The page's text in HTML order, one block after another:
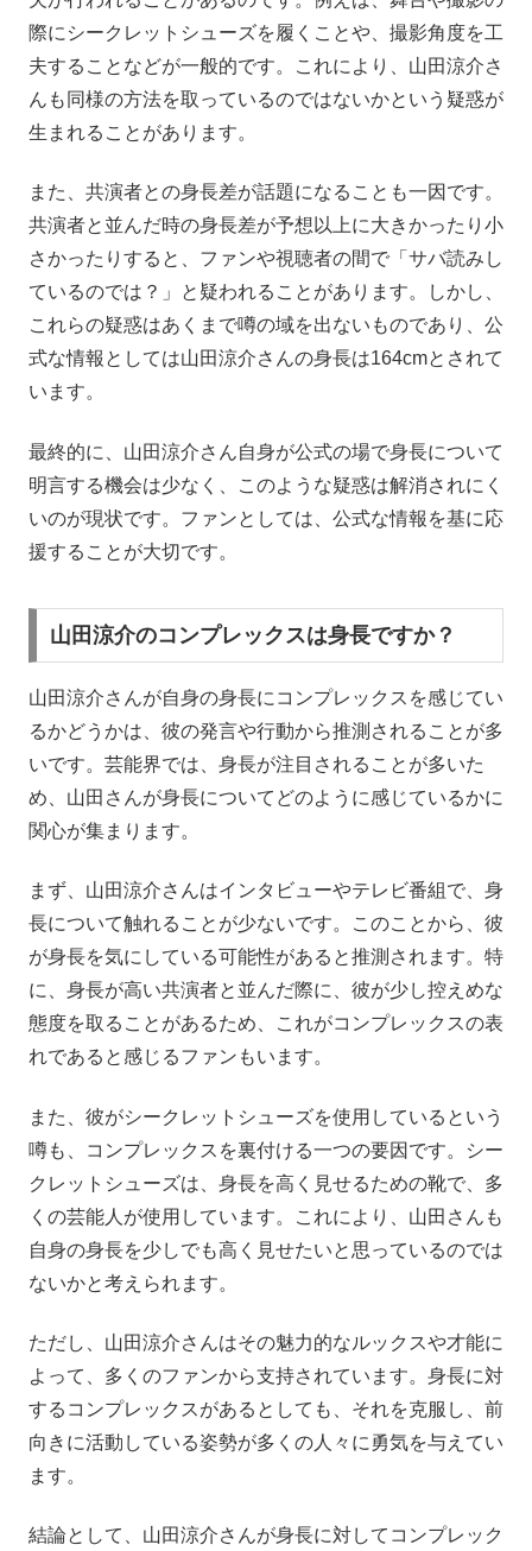
際にシークレットシューズを履くことや、撮影角度を工
夫することなどが一般的です。これにより、山田涼介さ
んも同様の方法を取っているのではないかという疑惑が
生まれることがあります。
また、共演者との身長差が話題になることも一因です。
共演者と並んだ時の身長差が予想以上に大きかったり小
さかったりすると、ファンや視聴者の間で「サバ読みし
ているのでは？」と疑われることがあります。しかし、
これらの疑惑はあくまで噂の域を出ないものであり、公
式な情報としては山田涼介さんの身長は164cmとされて
います。
最終的に、山田涼介さん自身が公式の場で身長について
明言する機会は少なく、このような疑惑は解消されにく
いのが現状です。ファンとしては、公式な情報を基に応
援することが大切です。
山田涼介のコンプレックスは身長ですか？
山田涼介さんが自身の身長にコンプレックスを感じてい
るかどうかは、彼の発言や行動から推測されることが多
いです。芸能界では、身長が注目されることが多いた
め、山田さんが身長についてどのように感じているかに
関心が集まります。
まず、山田涼介さんはインタビューやテレビ番組で、身
長について触れることが少ないです。このことから、彼
が身長を気にしている可能性があると推測されます。特
に、身長が高い共演者と並んだ際に、彼が少し控えめな
態度を取ることがあるため、これがコンプレックスの表
れであると感じるファンもいます。
また、彼がシークレットシューズを使用しているという
噂も、コンプレックスを裏付ける一つの要因です。シー
クレットシューズは、身長を高く見せるための靴で、多
くの芸能人が使用しています。これにより、山田さんも
自身の身長を少しでも高く見せたいと思っているのでは
ないかと考えられます。
ただし、山田涼介さんはその魅力的なルックスや才能に
よって、多くのファンから支持されています。身長に対
するコンプレックスがあるとしても、それを克服し、前
向きに活動している姿勢が多くの人々に勇気を与えてい
ます。
結論として、山田涼介さんが身長に対してコンプレック